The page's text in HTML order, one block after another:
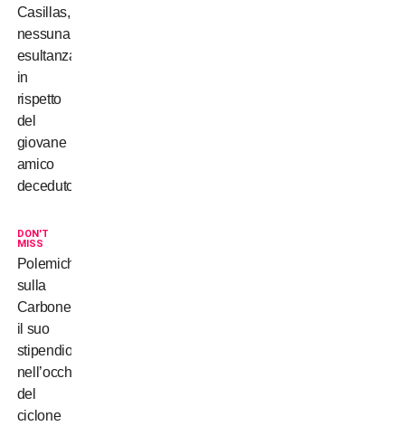
Casillas,
nessuna
esultanza
in
rispetto
del
giovane
amico
deceduto
DON'T
MISS
Polemiche
sulla
Carbonero,
il suo
stipendio
nell’occhio
del
ciclone